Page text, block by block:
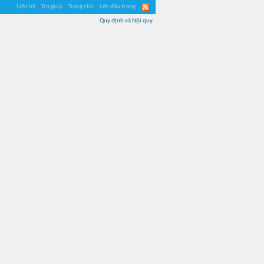
Liên hệ Trợ giúp Trang chủ Lên đầu trang
Quy định và Nội quy